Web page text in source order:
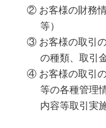
② お客様の財務
等）
③ お客様の取引
の種類、取引
④ お客様の取引
等の各種管理
内容等取引実